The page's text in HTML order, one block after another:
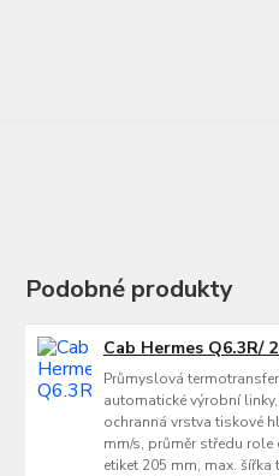
Podobné produkty
Cab Hermes Q6.3R/
Průmyslová
automatické výrobní
ochranná vrstva tiskové
mm/s, průměr středu role
etiket 205 mm, max.